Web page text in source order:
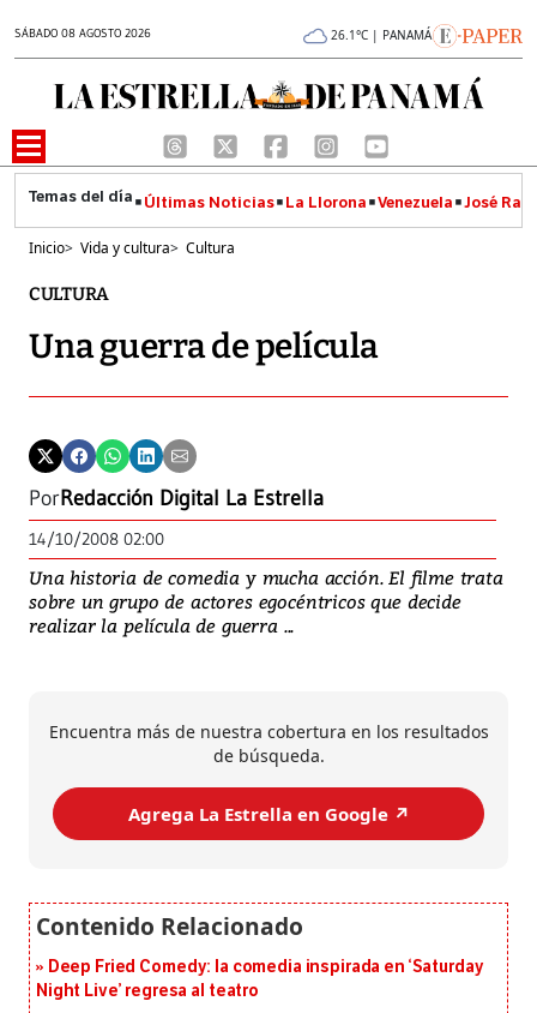
SÁBADO 08 AGOSTO 2026 26.1°C | PANAMÁ
Últimas Noticias La Llorona Venezuela José
Inicio> Vida y cultura> Cultura
CULTURA
Una guerra de película
PorRedacción Digital La Estrella
14/10/2008 02:00
Una historia de comedia y mucha acción. El filme trata
sobre un grupo de actores egocéntricos que decide
realizar la película de guerra ...
Encuentra más de nuestra cobertura en los resultados
de búsqueda.
Agrega La Estrella en Google ↗️
Deep Fried Comedy: la comedia inspirada en ‘Saturday
Night Live’ regresa al teatro